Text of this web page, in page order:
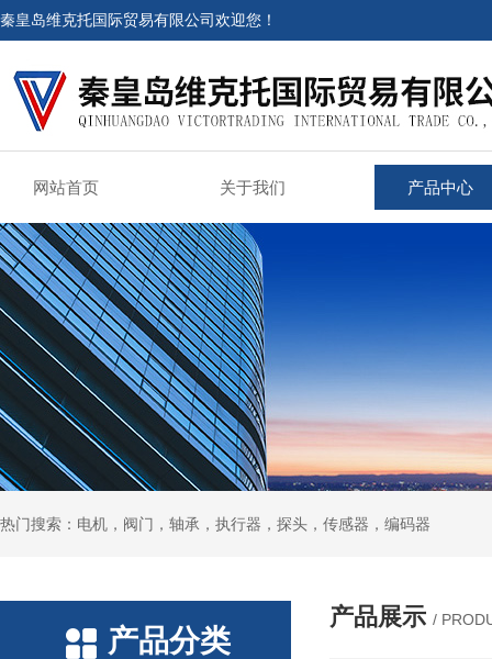
秦皇岛维克托国际贸易有限公司欢迎您！
网站首页 关于我们 产品中心
热门搜索：电机，阀门，轴承，执行器，探头，传感器，编码器
产品分类
产品展示 /